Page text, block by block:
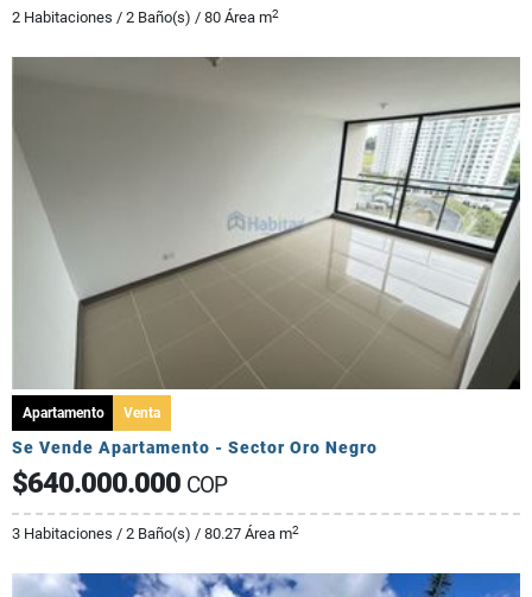
2 Habitaciones / 2 Baño(s) / 80 Área m2
Apartamento Venta
Se Vende Apartamento - Sector Oro Negro
$640.000.000 COP
3 Habitaciones / 2 Baño(s) / 80.27 Área m2